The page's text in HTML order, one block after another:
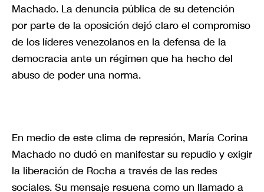
Machado. La denuncia pública de su detención
por parte de la oposición dejó claro el compromiso
de los líderes venezolanos en la defensa de la
democracia ante un régimen que ha hecho del
abuso de poder una norma.
En medio de este clima de represión, María Corina
Machado no dudó en manifestar su repudio y exigir
la liberación de Rocha a través de las redes
sociales. Su mensaje resuena como un llamado a